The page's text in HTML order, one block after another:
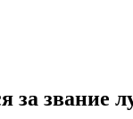
за звание